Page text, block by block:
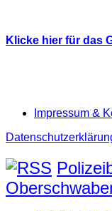
Klicke hier für das
Impressum &